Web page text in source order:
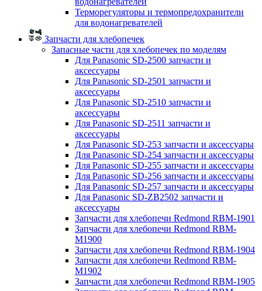
Терморегуляторы и термопредохранители
для водонагревателей
Запчасти для хлебопечек
Запасные части для хлебопечек по моделям
Для Panasonic SD-2500 запчасти и
аксессуары
Для Panasonic SD-2501 запчасти и
аксессуары
Для Panasonic SD-2510 запчасти и
аксессуары
Для Panasonic SD-2511 запчасти и
аксессуары
Для Panasonic SD-253 запчасти и аксессуары
Для Panasonic SD-254 запчасти и аксессуары
Для Panasonic SD-255 запчасти и аксессуары
Для Panasonic SD-256 запчасти и аксессуары
Для Panasonic SD-257 запчасти и аксессуары
Для Panasonic SD-ZB2502 запчасти и
аксессуары
Запчасти для хлебопечи Redmond RBM-1901
Запчасти для хлебопечи Redmond RBM-
M1900
Запчасти для хлебопечи Redmond RBM-1904
Запчасти для хлебопечи Redmond RBM-
M1902
Запчасти для хлебопечи Redmond RBM-1905